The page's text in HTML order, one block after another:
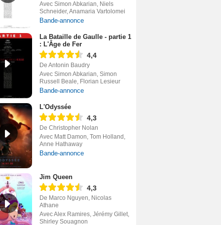
Avec Simon Abkarian, Niels
Schneider, Anamaria Vartolomei
Bande-annonce
La Bataille de Gaulle - partie 1
: L'Âge de Fer
4,4
De Antonin Baudry
Avec Simon Abkarian, Simon
Russell Beale, Florian Lesieur
Bande-annonce
L'Odyssée
4,3
De Christopher Nolan
Avec Matt Damon, Tom Holland,
Anne Hathaway
Bande-annonce
Jim Queen
4,3
De Marco Nguyen, Nicolas
Athane
Avec Alex Ramires, Jérémy Gillet,
Shirley Souagnon